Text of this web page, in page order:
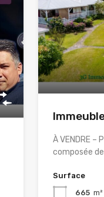
À VENDRE
composée
Surface
665 m²